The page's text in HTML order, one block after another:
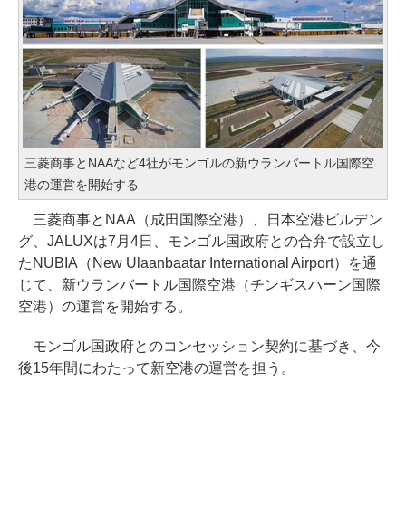
三菱商事とNAAなど4社がモンゴルの新ウランバートル国際空
港の運営を開始する
三菱商事とNAA（成田国際空港）、日本空港ビルデン
グ、JALUXは7月4日、モンゴル国政府との合弁で設立し
たNUBIA（New Ulaanbaatar International Airport）を通
じて、新ウランバートル国際空港（チンギスハーン国際
空港）の運営を開始する。
モンゴル国政府とのコンセッション契約に基づき、今
後15年間にわたって新空港の運営を担う。